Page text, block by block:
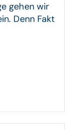
gehen wir
Denn Fakt